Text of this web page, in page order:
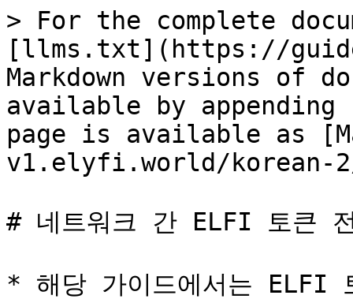
> For the complete
[llms.txt](https://
Markdown versions of
available by
page is available as
v1.elyfi.world/korean-
# 네트워크 간 ELFI 토큰
* 해당 가이드에서는 ELFI